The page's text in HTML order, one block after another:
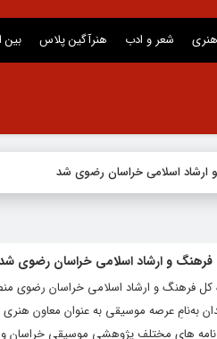
هنری شعر و ادب هنرآگین پلاس بین
ارشاد اسلامی خراسان رضوی شد
و ارشاد اسلامی خراسان رضوی
کل فرهنگ و ارشاد اسلامی خراسان رضوی
به‌نامِ عرصه موسیقی به عنوان معاون
های مختلف پژوهشی موسیقی خراسان و